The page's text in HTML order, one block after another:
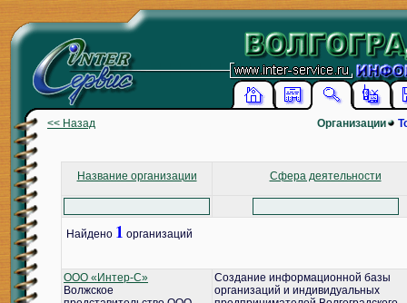
<< Назад Организации
Название организации Сфера деятельности
Найдено 1 организаций
ООО «Интер-С»
Волжское
Создание информационной базы
организаций и индивидуальных